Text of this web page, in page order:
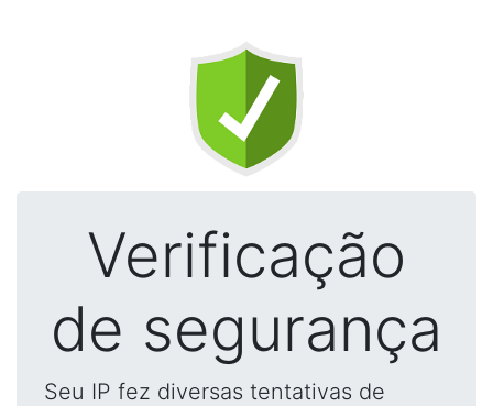
Verificação
de segurança
Seu IP fez diversas tentativas de